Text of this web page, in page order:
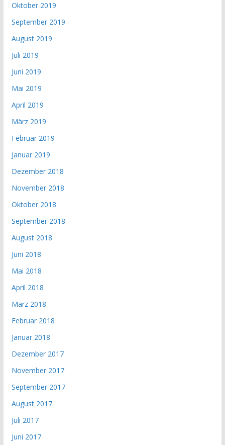
Oktober 2019
September 2019
August 2019
Juli 2019
Juni 2019
Mai 2019
April 2019
März 2019
Februar 2019
Januar 2019
Dezember 2018
November 2018
Oktober 2018
September 2018
August 2018
Juni 2018
Mai 2018
April 2018
März 2018
Februar 2018
Januar 2018
Dezember 2017
November 2017
September 2017
August 2017
Juli 2017
Juni 2017